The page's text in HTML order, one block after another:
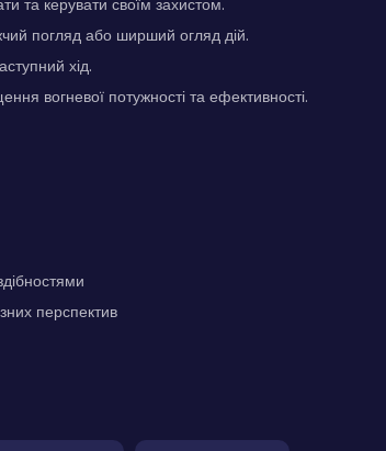
та керувати своїм захистом.
погляд або ширший огляд дій.
хід.
вогневої потужності та ефективності.
перспектив